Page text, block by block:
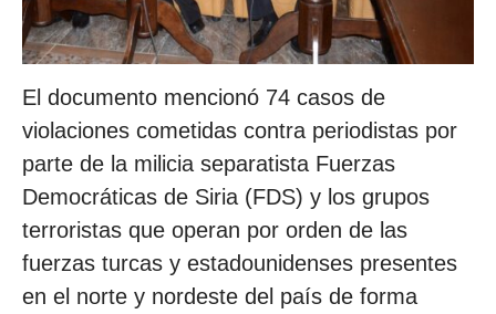
El documento mencionó 74 casos de
violaciones cometidas contra periodistas por
parte de la milicia separatista Fuerzas
Democráticas de Siria (FDS) y los grupos
terroristas que operan por orden de las
fuerzas turcas y estadounidenses presentes
en el norte y nordeste del país de forma